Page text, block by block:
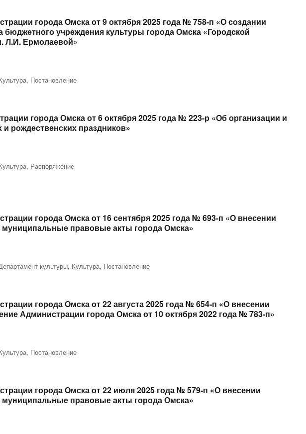
города Омска от 9 октября 2025 года № 758-п «О создании
бюджетного учреждения культуры города Омска «Городской
Л.И. Ермолаевой»
, Постановление
города Омска от 6 октября 2025 года № 223-р «Об организации и
рождественских праздников»
, Распоряжение
города Омска от 16 сентября 2025 года № 693-п «О внесении
правовые акты города Омска»
культуры, Культура, Постановление
города Омска от 22 августа 2025 года № 654-п «О внесении
Администрации города Омска от 10 октября 2022 года № 783-п»
, Постановление
города Омска от 22 июля 2025 года № 579-п «О внесении
правовые акты города Омска»